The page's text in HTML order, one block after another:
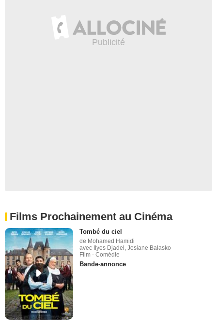
Films Prochainement au Cinéma
Tombé du ciel
de Mohamed Hamidi
avec Ilyes Djadel, Josiane Balasko
Film - Comédie
Bande-annonce